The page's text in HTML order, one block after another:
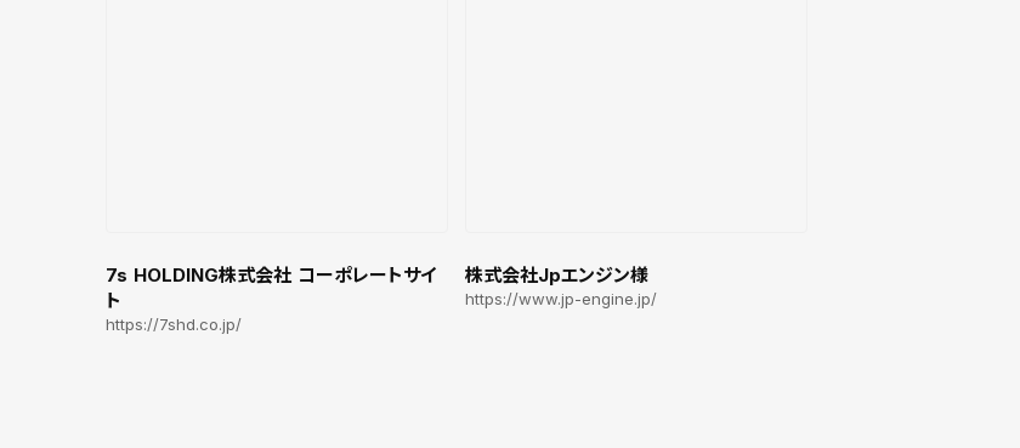
7s HOLDING株式会社 コーポレートサイ
ト
https://7shd.co.jp/
株式会社Jpエンジン様
https://www.jp-engine.jp/